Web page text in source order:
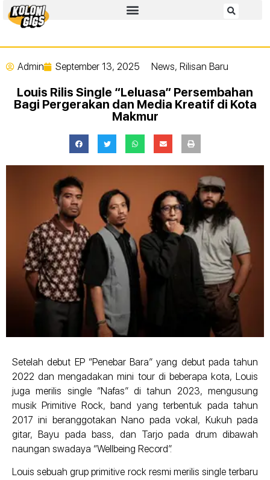
Admin September 13, 2025 News, Rilisan Baru
Louis Rilis Single “Leluasa” Persembahan
Bagi Pergerakan dan Media Kreatif di Kota
Makmur
Setelah debut EP “Penebar Bara” yang debut pada tahun
2022 dan mengadakan mini tour di beberapa kota, Louis
juga merilis single “Nafas” di tahun 2023, mengusung
musik Primitive Rock, band yang terbentuk pada tahun
2017 ini beranggotakan Nano pada vokal, Kukuh pada
gitar, Bayu pada bass, dan Tarjo pada drum dibawah
naungan swadaya “Wellbeing Record”.
Louis sebuah grup primitive rock resmi merilis single terbaru